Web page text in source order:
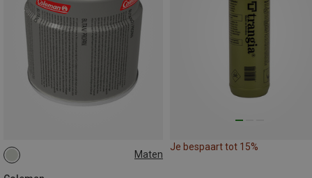
Maten
190G
Je bespaart tot 15%